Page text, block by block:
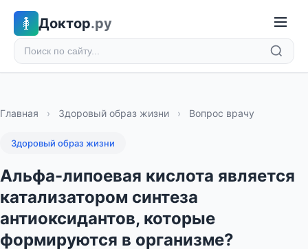
Доктор.ру
Главная › Здоровый образ жизни › Вопрос врачу
Здоровый образ жизни
Альфа-липоевая кислота является
катализатором синтеза
антиоксидантов, которые
формируются в организме?